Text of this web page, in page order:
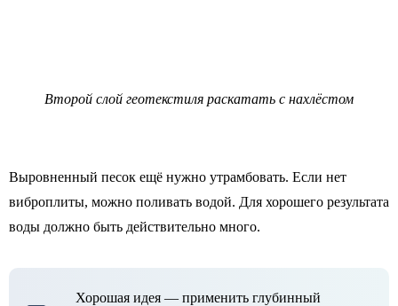
Второй слой геотекстиля раскатать с нахлёстом
Выровненный песок ещё нужно утрамбовать. Если нет
виброплиты, можно поливать водой. Для хорошего результата
воды должно быть действительно много.
Хорошая идея — применить глубинный